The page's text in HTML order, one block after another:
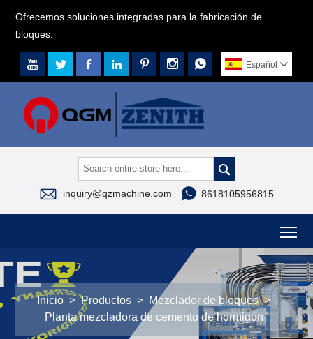
Ofrecemos soluciones integradas para la fabricación de
bloques.
       Español 

 inquiry@qzmachine.com  8618105956815
Inicio > Productos > Mezclador de bloques >
Planta mezcladora de cemento de hormigón